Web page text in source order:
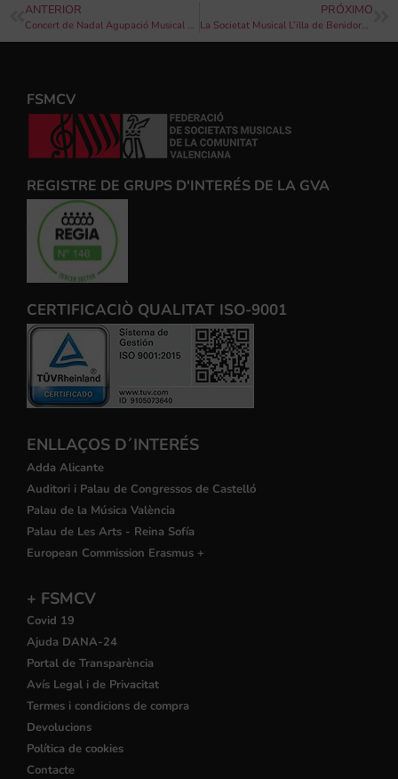
ANTERIOR
Concert de Nadal Agupació Musical L´ Amistat
PRÓXIMO
La Societat Musical L’illa de Benidorm celebra el tradicional concert en honor a Santa Cecilia
FSMCV
REGISTRE DE GRUPS D'INTERÉS DE LA GVA
CERTIFICACIÒ QUALITAT ISO-9001
ENLLAÇOS D´INTERÉS
Adda Alicante
Auditori i Palau de Congressos de Castelló
Palau de la Música València
Palau de Les Arts - Reina Sofía
European Commission Erasmus +
+ FSMCV
Covid 19
Ajuda DANA-24
Portal de Transparència
Avís Legal i de Privacitat
Termes i condicions de compra
Devolucions
Política de cookies
Contacte